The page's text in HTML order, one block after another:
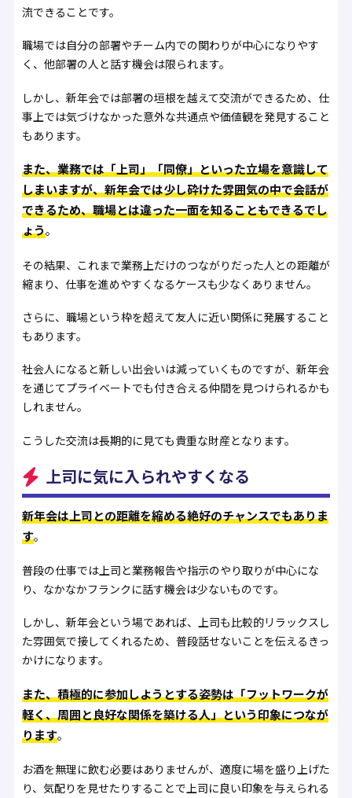
流できることです。
職場では自分の部署やチーム内での関わりが中心になりやす
く、他部署の人と話す機会は限られます。
しかし、新年会では部署の垣根を越えて交流ができるため、仕
事上では気づけなかった意外な共通点や価値観を発見すること
もあります。
また、業務では「上司」「同僚」といった立場を意識して
しまいますが、新年会では少し砕けた雰囲気の中で会話が
できるため、職場とは違った一面を知ることもできるでし
ょう。
その結果、これまで業務上だけのつながりだった人との距離が
縮まり、仕事を進めやすくなるケースも少なくありません。
さらに、職場という枠を超えて友人に近い関係に発展すること
もあります。
社会人になると新しい出会いは減っていくものですが、新年会
を通じてプライベートでも付き合える仲間を見つけられるかも
しれません。
こうした交流は長期的に見ても貴重な財産となります。
上司に気に入られやすくなる
新年会は上司との距離を縮める絶好のチャンスでもありま
す。
普段の仕事では上司と業務報告や指示のやり取りが中心にな
り、なかなかフランクに話す機会は少ないものです。
しかし、新年会という場であれば、上司も比較的リラックスし
た雰囲気で接してくれるため、普段話せないことを伝えるきっ
かけになります。
また、積極的に参加しようとする姿勢は「フットワークが
軽く、周囲と良好な関係を築ける人」という印象につなが
ります。
お酒を無理に飲む必要はありませんが、適度に場を盛り上げた
り、気配りを見せたりすることで上司に良い印象を与えられる